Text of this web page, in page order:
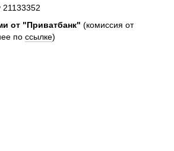
от "Приватбанк" (комиссия от
по ссылке)